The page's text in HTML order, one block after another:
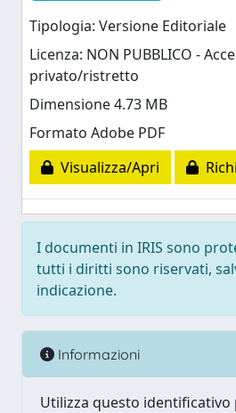
Tipologia: Versione Editoriale
Licenza: NON PUBBLICO -
privato/ristretto
Dimensione 4.73 MB
Formato Adobe PDF
Visualizza/Apri
I documenti in IRIS sono
tutti i diritti sono riservati,
indicazione.
Informazioni
Utilizza questo